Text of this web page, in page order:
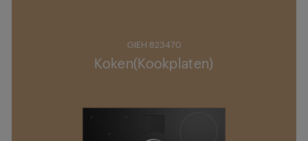
GIEH 823470
Koken(Kookplaten)